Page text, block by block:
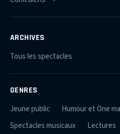
ARCHIVES
Tous les spectacles
GENRES
Jeune public
Humour et One
Spectacles musicaux
Lectures